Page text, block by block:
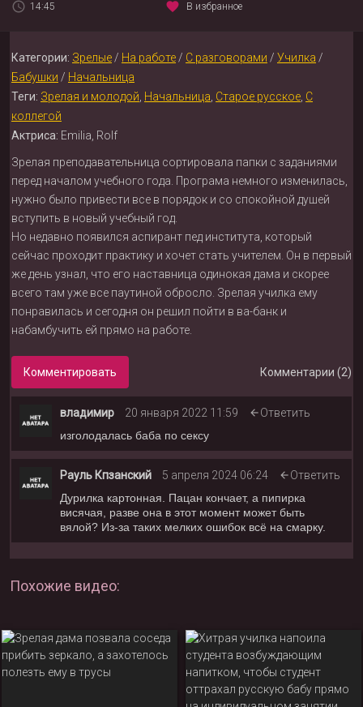
14:45 В избранное
Категории: Зрелые/ На работе/ С разговорами / Училка /
Бабушки / Начальница
Теги: Зрелая и молодой, Начальница, Старое русское, С
коллегой
Актриса: Emilia, Rolf
Зрелая преподавательница сортировала папки с заданиями
перед началом учебного года. Програма немного изменилась,
нужно было привести все в порядок и со спокойной душей
вступить в новый учебный год.
Но недавно появился аспирант пед института, который
сейчас проходит практику и хочет стать учителем. Он в первый
же день узнал, что его наставница одинокая дама и скорее
всего там уже все паутиной обросло. Зрелая училка ему
понравилась и сегодня он решил пойти в ва-банк и
набамбучить ей прямо на работе.
Комментировать Комментарии (2)
владимир 20 января 2022 11:59
Ответить
изголодалась баба по сексу
Рауль Кпзанский 5 апреля 2024 06:24
Ответить
Дурилка картонная. Пацан кончает, а пипирка
висячая, разве она в этот момент может быть
вялой? Из-за таких мелких ошибок всё на смарку.
Похожие видео: